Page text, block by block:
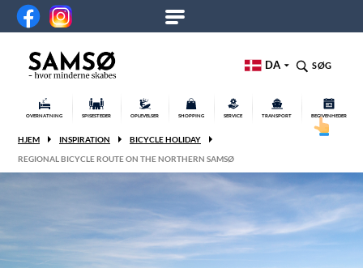
DA SØG
OVERNATNING SPISESTEDER OPLEVELSER SHOPPING SERVICE TRANSPORT BEGIVENHEDER
HJEM INSPIRATION
BICYCLE HOLIDAY
REGIONAL BICYCLE ROUTE ON THE NORTHERN SAMSØ